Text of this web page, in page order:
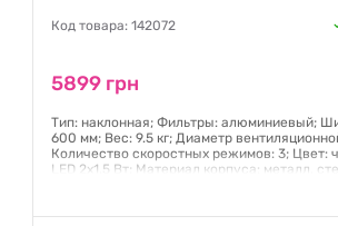
Код товара: 142072
5899 грн
Тип: наклонная; Фильтры: алюминиевый;
600 мм; Вес: 9.5 кг; Диаметр
Количество скоростных режимов: 3; Цвет:
LED 2х1.5 Вт; Материал корпуса: металл,
Гарантия:24 месяца